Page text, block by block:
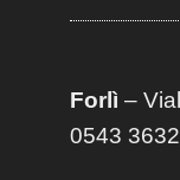
Forlì –
0543